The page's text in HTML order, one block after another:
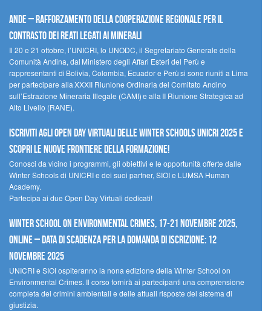
Ande – Rafforzamento della cooperazione regionale per il
contrasto dei reati legati ai minerali
Il 20 e 21 ottobre, l’UNICRI, lo UNODC, il Segretariato Generale della
Comunità Andina, dal Ministero degli Affari Esteri del Perù e
rappresentanti di Bolivia, Colombia, Ecuador e Perù si sono riuniti a Lima
per partecipare alla XXXII Riunione Ordinaria del Comitato Andino
sull’Estrazione Mineraria Illegale (CAMI) e alla II Riunione Strategica ad
Alto Livello (RANE).
Iscriviti agli Open Day Virtuali delle Winter Schools UNICRI 2025 e
scopri le nuove frontiere della formazione!
Conosci da vicino i programmi, gli obiettivi e le opportunità offerte dalle
Winter Schools di UNICRI e dei suoi partner, SIOI e LUMSA Human
Academy.
Partecipa ai due Open Day Virtuali dedicati!
Winter School on Environmental Crimes, 17-21 novembre 2025,
Online – Data di scadenza per la domanda di iscrizione: 12
novembre 2025
UNICRI e SIOI ospiteranno la nona edizione della Winter School on
Environmental Crimes. Il corso fornirà ai partecipanti una comprensione
completa dei crimini ambientali e delle attuali risposte del sistema di
giustizia.